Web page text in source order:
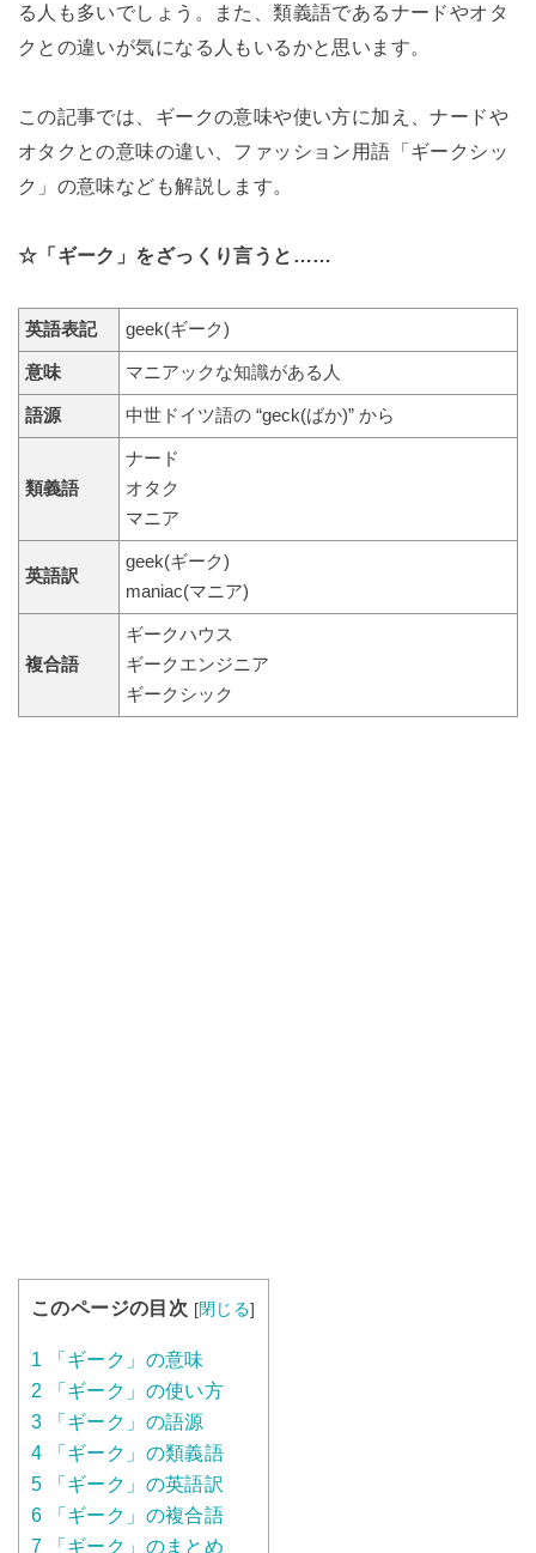
る人も多いでしょう。また、類義語であるナードやオタ
クとの違いが気になる人もいるかと思います。
この記事では、ギークの意味や使い方に加え、ナードや
オタクとの意味の違い、ファッション用語「ギークシッ
ク」の意味なども解説します。
☆「ギーク」をざっくり言うと……
英語表記 geek(ギーク)
意味 マニアックな知識がある人
語源 中世ドイツ語の “geck(ばか)” から
類義語
ナード
オタク
マニア
英語訳
geek(ギーク)
maniac(マニア)
複合語
ギークハウス
ギークエンジニア
ギークシック
このページの目次 [閉じる]
1 「ギーク」の意味
2 「ギーク」の使い方
3 「ギーク」の語源
4 「ギーク」の類義語
5 「ギーク」の英語訳
6 「ギーク」の複合語
7 「ギーク」のまとめ